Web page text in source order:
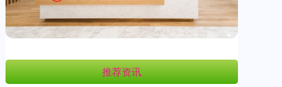
推荐资讯